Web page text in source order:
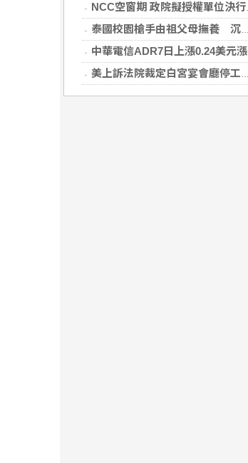
NCC空窗期 政院擬授權單位決行藍牙器材等業務
泰國校園槍手由祖父母撫養 沉默少友案發前疑遭霸凌
中華電信ADR7日上漲0.24美元漲幅0.57%折台股137.29元
美上訴法院裁定白宮宴會廳停工 川普誓言上訴最高院